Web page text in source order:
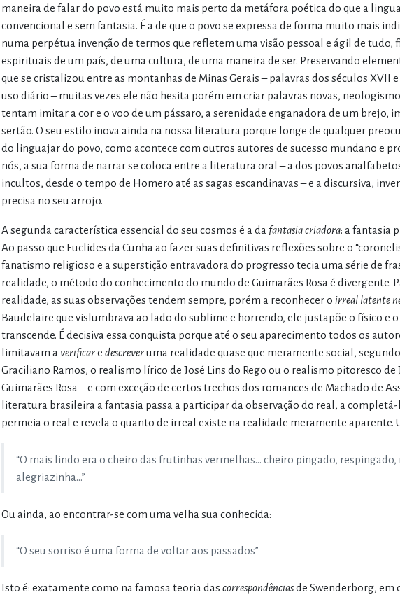
maneira de falar do povo está muito mais perto da metáfora poética do que a
convencional e sem fantasia. É a de que o povo se expressa de forma muito mais
numa perpétua invenção de termos que refletem uma visão pessoal e ágil de tudo,
espirituais de um país, de uma cultura, de uma maneira de ser. Preservando
que se cristalizou entre as montanhas de Minas Gerais – palavras dos séculos XVII
uso diário – muitas vezes ele não hesita porém em criar palavras novas,
tentam imitar a cor e o voo de um pássaro, a serenidade enganadora de um brejo,
sertão. O seu estilo inova ainda na nossa literatura porque longe de qualquer
do linguajar do povo, como acontece com outros autores de sucesso mundano e
nós, a sua forma de narrar se coloca entre a literatura oral – a dos povos
incultos, desde o tempo de Homero até as sagas escandinavas – e a discursiva,
precisa no seu arrojo.
A segunda característica essencial do seu cosmos é a da fantasia criadora: a fantasia
Ao passo que Euclides da Cunha ao fazer suas definitivas reflexões sobre o
fanatismo religioso e a superstição entravadora do progresso tecia uma série de
realidade, o método do conhecimento do mundo de Guimarães Rosa é divergente.
realidade, as suas observações tendem sempre, porém a reconhecer o irreal latente
Baudelaire que vislumbrava ao lado do sublime e horrendo, ele justapõe o físico e
transcende. É decisiva essa conquista porque até o seu aparecimento todos os
limitavam a verificare descreveruma realidade quase que meramente social,
Graciliano Ramos, o realismo lírico de José Lins do Rego ou o realismo pitoresco de
Guimarães Rosa – e com exceção de certos trechos dos romances de Machado de
literatura brasileira a fantasia passa a participar da observação do real, a
permeia o real e revela o quanto de irreal existe na realidade meramente aparente.
“O mais lindo era o cheiro das frutinhas vermelhas… cheiro pingado, respingado,
alegriazinha…”
Ou ainda, ao encontrar-se com uma velha sua conhecida:
“O seu sorriso é uma forma de voltar aos passados”
Isto é: exatamente como na famosa teoria das correspondênciasde Swenderborg, em